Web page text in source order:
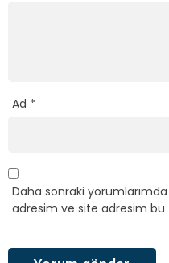
Ad *
Daha sonraki
adresim ve site adresim bu